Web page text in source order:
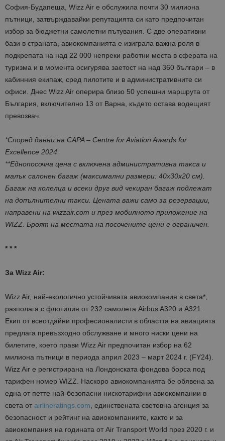
София-Будапеща, Wizz Air е обслужила почти 30 милиона
пътници, затвърждавайки репутацията си като предпочитан
избор за бюджетни самолетни пътувания. С две оперативни
бази в страната, авиокомпанията е изиграла важна роля в
подкрепата на над 22 000 непреки работни места в сферата на
туризма и в момента осигурява заетост на над 360 българи – в
кабинния екипаж, сред пилотите и в административните си
офиси. Днес Wizz Air оперира близо 50 успешни маршрута от
България, включително 13 от Варна, където остава водещият
превозвач.
*Според данни на CAPA – Centre for Aviation Awards for
Excellence 2024.
**Еднопосочна цена с включена административна такса и
малък салонен багаж (максимални размери: 40x30x20 cм).
Багаж на колелца и всеки друг вид чекиран багаж подлежат
на допълнителни такси. Цената важи само за резервации,
направени на wizzair.com и през мобилното приложение на
WIZZ. Броят на местата на посочените цени е ограничен.
* * *
За Wizz Air:
Wizz Air, най-екологично устойчивата авиокомпания в света*,
разполага с флотилия от 232 самолета Airbus A320 и A321.
Eкип от всеотдайни професионалисти в областта на авиацията
предлага превъзходно обслужване и много ниски цени на
билетите, което прави Wizz Air предпочитан избор на 62
милиона пътници в периода април 2023 – март 2024 г. (FY24).
Wizz Air е регистрирана на Лондонската фондова борса под
тарифен номер WIZZ. Наскоро авиокомпанията бе обявена за
една от петте най-безопасни нискотарифни авиокомпании в
света от airlineratings.com, единствената световна агенция за
безопасност и рейтинг на авиокомпаниите, както и за
авиокомпания на годината от Air Transport World през 2020 г. и